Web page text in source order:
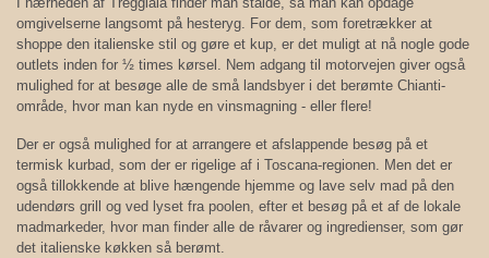
omgivelserne langsomt på hesteryg. For dem, som foretrækker at
shoppe den italienske stil og gøre et kup, er det muligt at nå nogle gode
outlets inden for ½ times kørsel. Nem adgang til motorvejen giver også
mulighed for at besøge alle de små landsbyer i det berømte Chianti-
område, hvor man kan nyde en vinsmagning - eller flere!
Der er også mulighed for at arrangere et afslappende besøg på et
termisk kurbad, som der er rigelige af i Toscana-regionen. Men det er
også tillokkende at blive hængende hjemme og lave selv mad på den
udendørs grill og ved lyset fra poolen, efter et besøg på et af de lokale
madmarkeder, hvor man finder alle de råvarer og ingredienser, som gør
det italienske køkken så berømt.